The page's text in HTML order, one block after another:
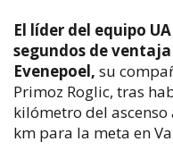
El líder del equipo
segundos de
Evenepoel, su
Primoz Roglic, tras
kilómetro del
km para la meta en